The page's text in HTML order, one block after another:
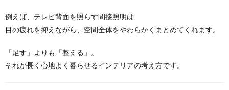
例えば、テレビ背面を照らす間接照明は
目の疲れを抑えながら、空間全体をやわらかくまとめてくれます。
「足す」よりも「整える」。
それが長く心地よく暮らせるインテリアの考え方です。